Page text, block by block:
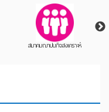
สมาคมฌาปนกิจสงเคราะห์